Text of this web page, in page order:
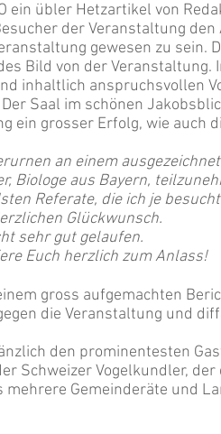
ein übler Hetzartikel von
der Veranstaltung
gewesen zu sein.
Bild von der Veranstaltung.
inhaltlich anspruchsvollen
Saal im schönen
ein grosser Erfolg, wie auch
an einem
Biologe aus Bayern,
Referate, die ich je
Glückwunsch.
sehr gut gelaufen.
Euch herzlich zum Anlass!
gross aufgemachten
die Veranstaltung und
den prominentesten
Schweizer Vogelkundler,
Gemeinderäte und